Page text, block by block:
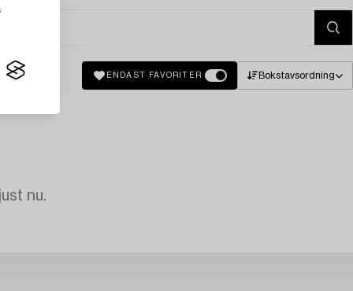
ENDAST FAVORITER Bokstavsordning
nu.